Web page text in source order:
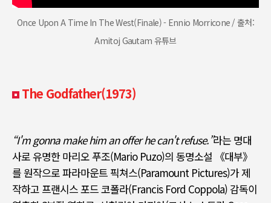
Once Upon A Time In The West(Finale) - Ennio Morricone / 출처:
Amitoj Gautam 유튜브
The Godfather(1973)
“I'm gonna make him an offer he can't refuse.”라는 명대
사로 유명한 마리오 푸조(Mario Puzo)의 동명소설 《대부》
를 원작으로 파라마운트 픽쳐스(Paramount Pictures)가 제
작하고 프랜시스 포드 코폴라(Francis Ford Coppola) 감독이